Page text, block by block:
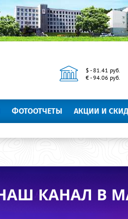
$ - 81.41 руб.
€ - 94.06 руб.
ФОТООТЧЕТЫ АКЦИИ И